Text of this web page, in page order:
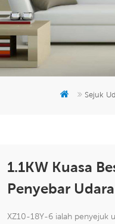
Sejuk
1.1KW Kuasa
Penyebar Udara
XZ10-18Y-6 ialah penyejuk